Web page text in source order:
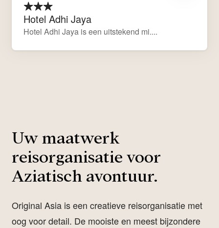
Hotel Adhi Jaya
Hotel Adhi Jaya is een uitstekend mi....
Uw maatwerk
reisorganisatie voor
Aziatisch avontuur.
Original Asia is een creatieve reisorganisatie met
oog voor detail. De mooiste en meest bijzondere